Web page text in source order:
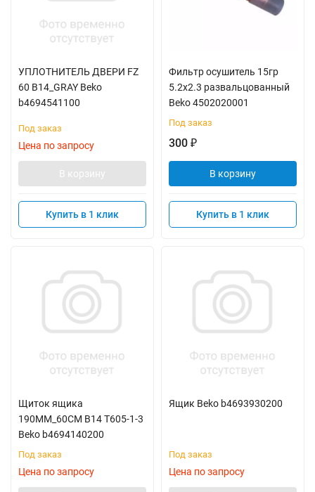
УПЛОТНИТЕЛЬ ДВЕРИ FZ
60 B14_GRAY Beko
b4694541100
Под заказ
Цена по запросу
В корзину
Купить в 1 клик
Фильтр осушитель 15гр
5.2x2.3 развальцованный
Beko 4502020001
Под заказ
300 ₽
В корзину
Купить в 1 клик
Щиток ящика
190MM_60CM B14 T605-1-3
Beko b4694140200
Под заказ
Цена по запросу
Ящик Beko b4693930200
Под заказ
Цена по запросу